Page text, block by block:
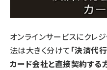
オンラインサービスにクレ
法は大きく分けて「決済代
カード会社と直接契約する